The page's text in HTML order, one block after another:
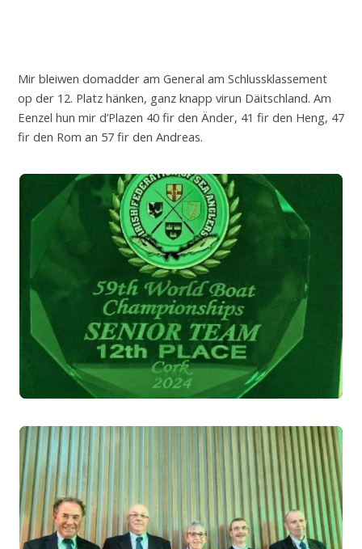
Mir bleiwen domadder am General am Schlussklassement
op der 12. Platz hänken, ganz knapp virun Däitschland. Am
Eenzel hun mir d’Plazen 40 fir den Änder, 41 fir den Heng, 47
fir den Rom an 57 fir den Andreas.